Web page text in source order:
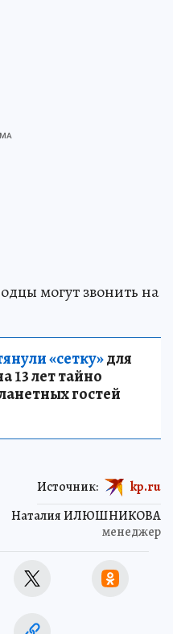
могут звонить на
«сетку»для
13 лет тайно
гостей
Наталия ИЛЮШНИКОВА
менеджер
Источник: kp.ru